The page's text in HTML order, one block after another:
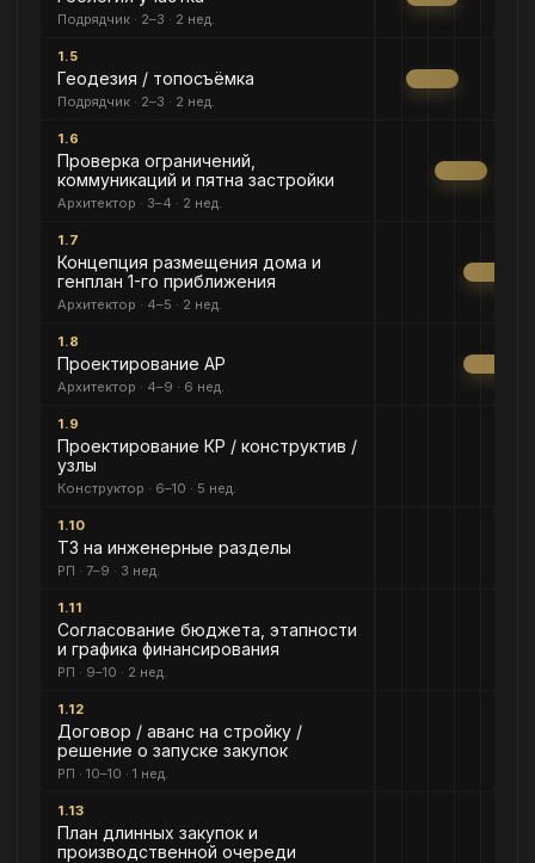
Подрядчик · 2–3 · 2 нед.
1.5
Геодезия / топосъёмка
Подрядчик · 2–3 · 2 нед.
1.6
Проверка ограничений,
коммуникаций и пятна застройки
Архитектор · 3–4 · 2 нед.
1.7
Концепция размещения дома и
генплан 1-го приближения
Архитектор · 4–5 · 2 нед.
1.8
Проектирование АР
Архитектор · 4–9 · 6 нед.
1.9
Проектирование КР / конструктив /
узлы
Конструктор · 6–10 · 5 нед.
1.10
ТЗ на инженерные разделы
РП · 7–9 · 3 нед.
1.11
Согласование бюджета, этапности
и графика финансирования
РП · 9–10 · 2 нед.
1.12
Договор / аванс на стройку /
решение о запуске закупок
РП · 10–10 · 1 нед.
1.13
План длинных закупок и
производственной очереди